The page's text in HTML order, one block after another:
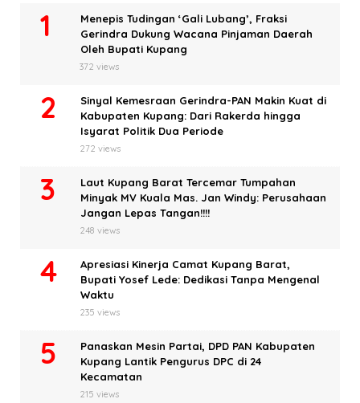
Menepis Tudingan ‘Gali Lubang’, Fraksi
Gerindra Dukung Wacana Pinjaman Daerah
Oleh Bupati Kupang
372 views
Sinyal Kemesraan Gerindra-PAN Makin Kuat di
Kabupaten Kupang: Dari Rakerda hingga
Isyarat Politik Dua Periode
272 views
Laut Kupang Barat Tercemar Tumpahan
Minyak MV Kuala Mas. Jan Windy: Perusahaan
Jangan Lepas Tangan!!!!
248 views
Apresiasi Kinerja Camat Kupang Barat,
Bupati Yosef Lede: Dedikasi Tanpa Mengenal
Waktu
235 views
Panaskan Mesin Partai, DPD PAN Kabupaten
Kupang Lantik Pengurus DPC di 24
Kecamatan
215 views